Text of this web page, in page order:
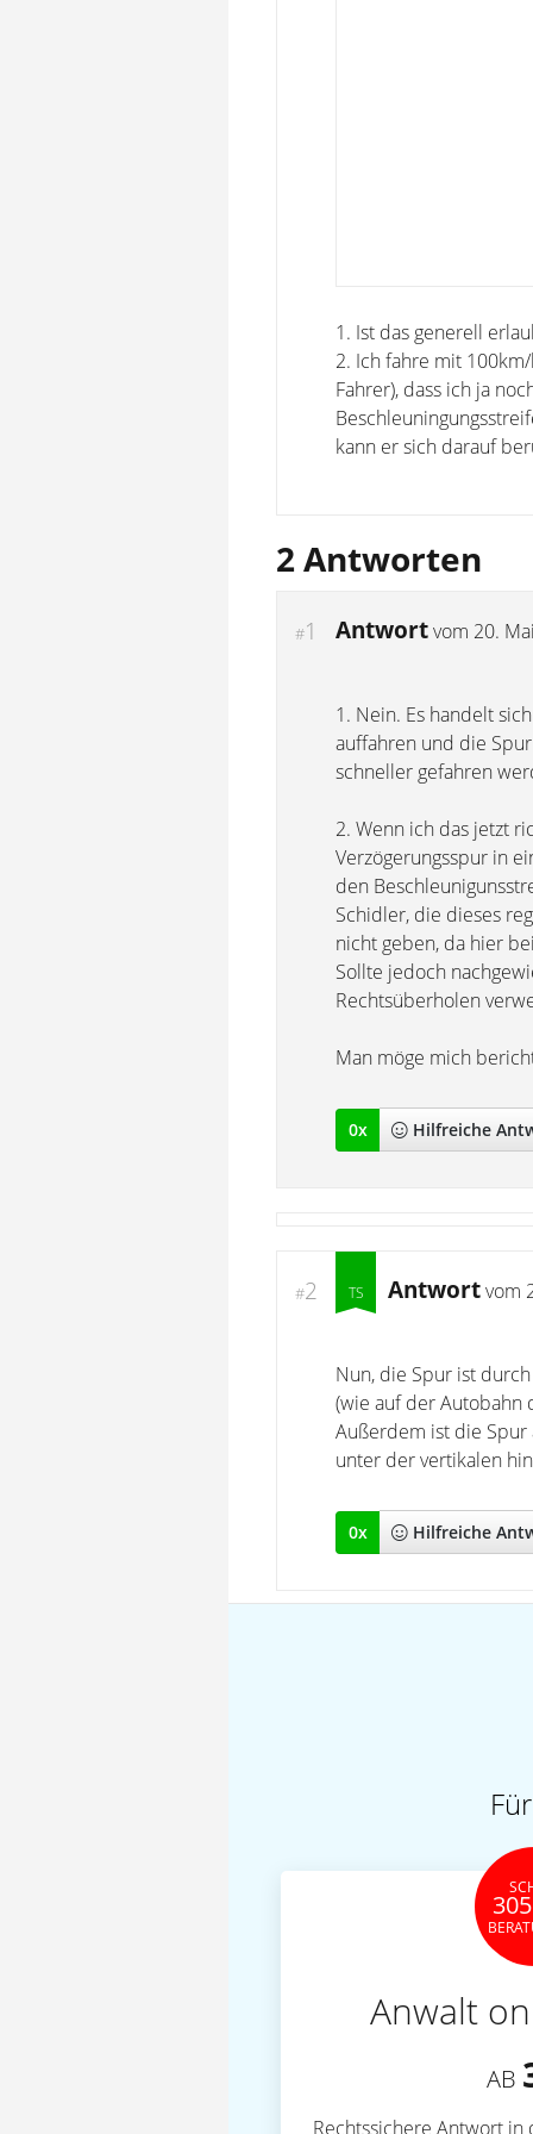
1. Ist das generell
2. Ich fahre mit
Fahrer), dass ich ja
kann er sich darauf
2 Antworten
#1 Antwortvom 20.
1. Nein. Es handelt
auffahren und die
schneller gefahren
2. Wenn ich das jetzt
Verzögerungsspur in
den
Schidler, die dieses
nicht geben, da hier
Sollte jedoch
Rechtsüberholen
Man möge mich
0x Hilfreiche
#2 Antwortvom
Nun, die Spur ist
(wie auf der Autobahn
Außerdem ist die
unter der vertikalen
0x Hilfreiche
Anwalt
AB
Rechtssichere Antwort